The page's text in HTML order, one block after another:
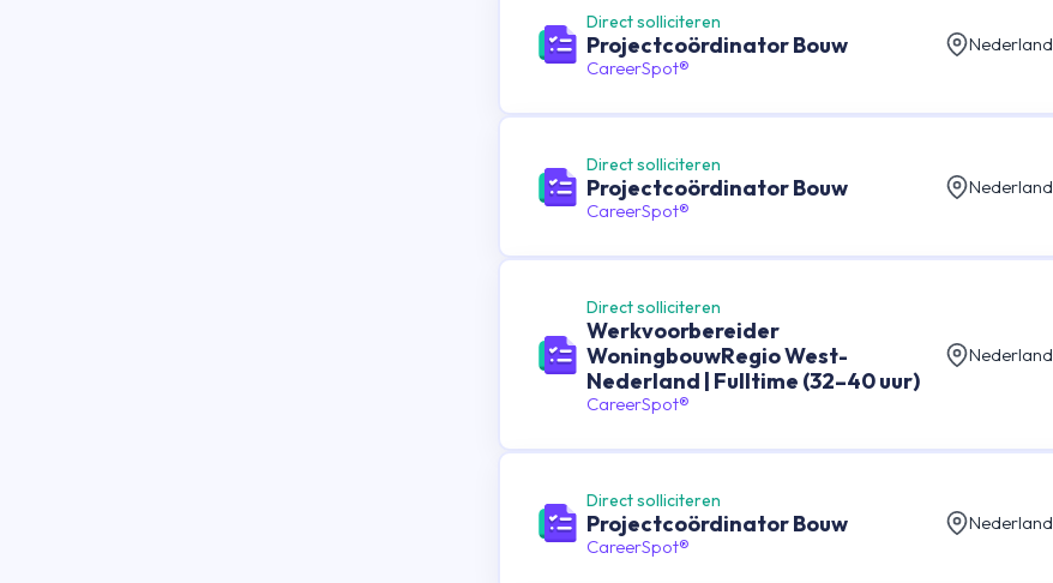
Direct solliciteren
Projectcoördinator Bouw
CareerSpot®
Nederland
Direct solliciteren
Projectcoördinator Bouw
CareerSpot®
Nederland
Direct solliciteren
Werkvoorbereider
WoningbouwRegio West-
Nederland | Fulltime (32–40 uur)
CareerSpot®
Nederland
Direct solliciteren
Projectcoördinator Bouw
CareerSpot®
Nederland